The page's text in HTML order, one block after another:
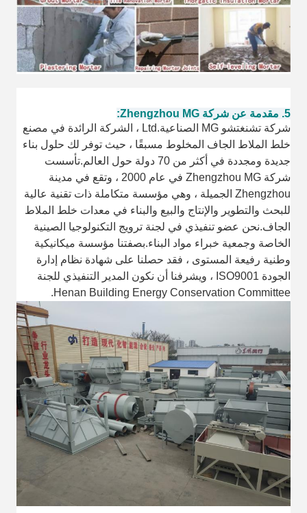
5. مقدمة عن شركة Zhengzhou MG
:
شركة تشنغتشو MG الصناعية.Ltd ، الشركة الرائدة في مصنع
خلط الملاط الجاف المخلوط مسبقًا ، حيث توفر لك حلول بناء
جديدة ومجددة في أكثر من 70 دولة حول العالم.تأسست
شركة Zhengzhou MG في عام 2000 ، وتقع في مدينة
Zhengzhou الجميلة ، وهي مؤسسة متكاملة ذات تقنية عالية
للبحث والتطوير والإنتاج والبيع والبناء في معدات خلط الملاط
الجاف.نحن عضو تنفيذي في لجنة ترويج التكنولوجيا الصينية
الخاصة وجمعية خبراء مواد البناء.بصفتنا مؤسسة ميكانيكية
وطنية رفيعة المستوى ، فقد حصلنا على شهادة نظام إدارة
الجودة ISO9001 ، ويشرفنا أن نكون المدير التنفيذي للجنة
Henan Building Energy Conservation Committee.